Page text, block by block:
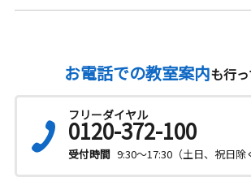
お電話での教室案内も行
フリーダイヤル
0120-372-100
受付時間 9:30～17:30（土日、祝日除